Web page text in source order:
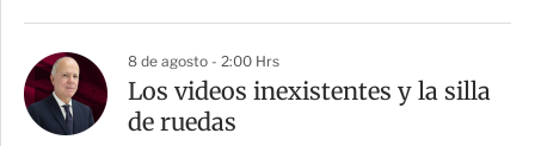
8 de agosto - 2:00 Hrs
Los videos inexistentes y la silla
de ruedas